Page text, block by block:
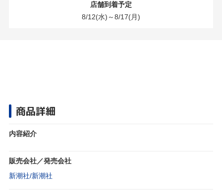
店舗到着予定
8/12(水)～8/17(月)
商品詳細
内容紹介
販売会社／発売会社
新潮社/新潮社